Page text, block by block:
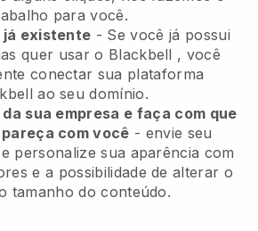
para você.
já existente - Se você já possui
quer usar o Blackbell , você
conectar sua plataforma
ao seu domínio.
sua empresa e faça com que
com você - envie seu
personalize sua aparência com
e a possibilidade de alterar o
tamanho do conteúdo.